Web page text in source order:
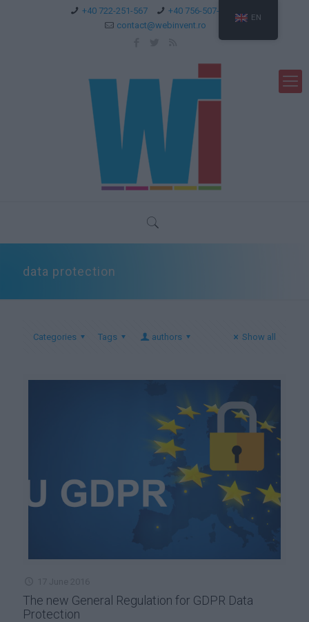
+40 722-251-567
+40 756-507-744
contact@webinvent.ro
data protection
Categories Tags authors Show all
The new General Regulation for GDPR Data
Protection
EN